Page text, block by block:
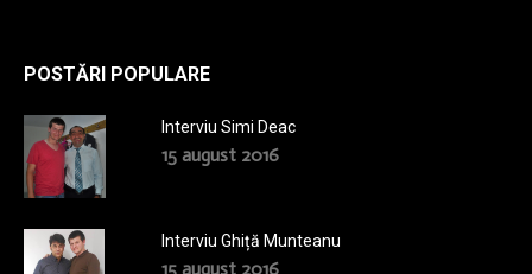
POSTĂRI POPULARE
Interviu Simi Deac
15 august 2016
Interviu Ghiță Munteanu
15 august 2016